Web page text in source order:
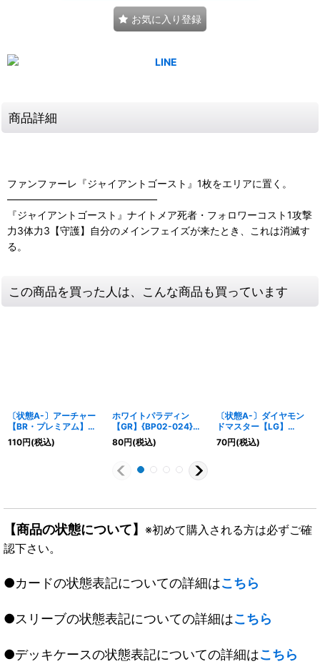
お気に入り登録
商品詳細
ファンファーレ『ジャイアントゴースト』1枚をエリアに置く。
―――――――――――――――
『ジャイアントゴースト』ナイトメア死者・フォロワーコスト1攻撃
力3体力3【守護】自分のメインフェイズが来たとき、これは消滅す
る。
この商品を買った人は、こんな商品も買っています
〔状態A-〕アーチャー
【BR・プレミアム】
{BP01-P03}《エルフ》
110円(税込)
ホワイトパラディン
【GR】{BP02-024}
《ロイヤル》
80円(税込)
〔状態A-〕ダイヤモン
ドマスター【LG】
{BP03-091}《ビショッ
プ》
70円(税込)
【商品の状態について】 ※初めて購入される方は必ずご確
認下さい。
●カードの状態表記についての詳細はこちら
●スリーブの状態表記についての詳細はこちら
●デッキケースの状態表記についての詳細はこちら